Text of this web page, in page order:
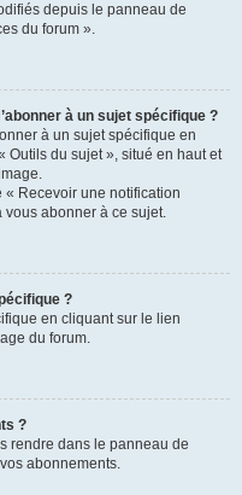
depuis le panneau de
du forum ».
à un sujet spécifique ?
à un sujet spécifique en
du sujet », situé en haut et
« Recevoir une notification
vous abonner à ce sujet.
?
en cliquant sur le lien
du forum.
?
rendre dans le panneau de
abonnements.